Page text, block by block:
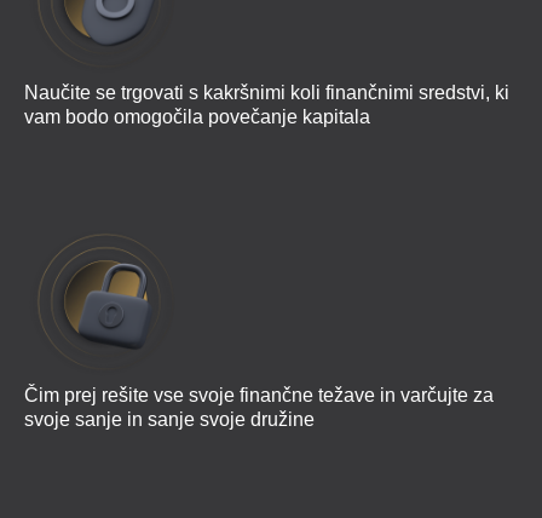
Naučite se trgovati s kakršnimi koli finančnimi sredstvi, ki
vam bodo omogočila povečanje kapitala
Čim prej rešite vse svoje finančne težave in varčujte za
svoje sanje in sanje svoje družine